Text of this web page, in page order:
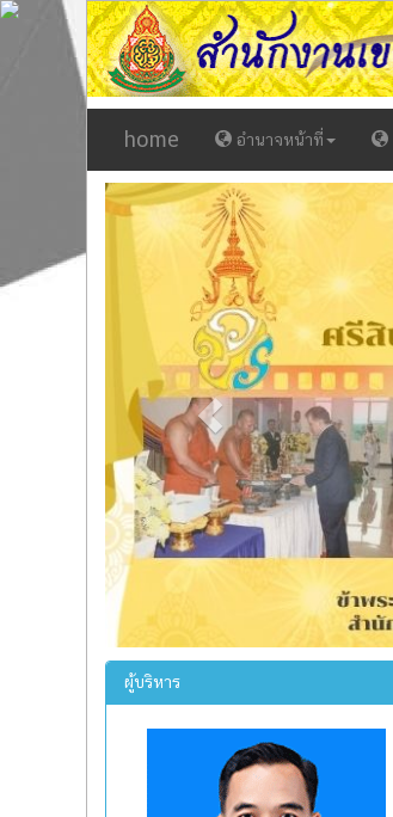
home อำนาจหน้าที่
Previous
ผู้บริหาร